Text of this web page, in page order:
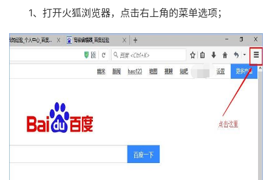
1、打开火狐浏览器，点击右上角的菜单选项；